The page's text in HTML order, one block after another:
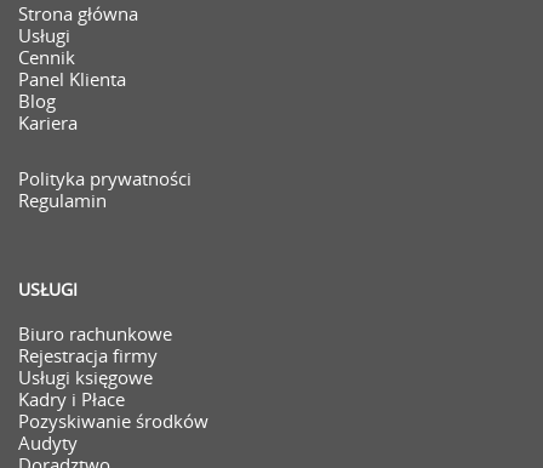
Strona główna
Usługi
Cennik
Panel Klienta
Blog
Kariera
Polityka prywatności
Regulamin
USŁUGI
Biuro rachunkowe
Rejestracja firmy
Usługi księgowe
Kadry i Płace
Pozyskiwanie środków
Audyty